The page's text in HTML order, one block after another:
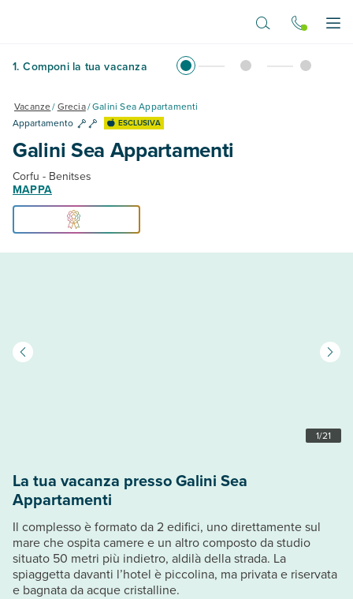
1. Componi la tua vacanza
Vacanze/Grecia/Galini Sea Appartamenti
Appartamento
ESCLUSIVA
Galini Sea Appartamenti
Corfu - Benitses
MAPPA
1/21
La tua vacanza presso Galini Sea
Appartamenti
Il complesso è formato da 2 edifici, uno direttamente sul
mare che ospita camere e un altro composto da studio
situato 50 metri più indietro, aldilà della strada. La
spiaggetta davanti l’hotel è piccolina, ma privata e riservata
e bagnata da acque cristalline.